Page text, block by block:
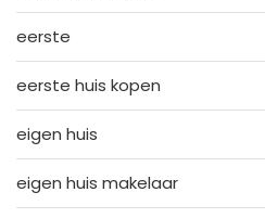
eerste
eerste huis kopen
eigen huis
eigen huis makelaar